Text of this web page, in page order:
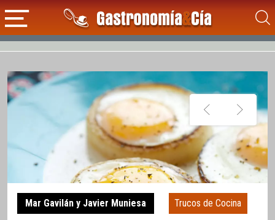
Mar Gavilán y Javier Muniesa Trucos de Cocina